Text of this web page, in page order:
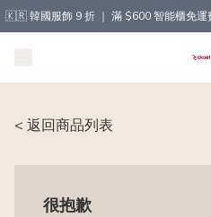
🇰🇷 韓國服飾 9 折 ｜ 滿 $600 智能櫃免運
< 返回商品列表
很抱歉